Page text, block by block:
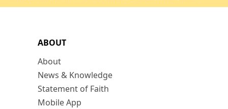
ABOUT
About
News & Knowledge
Statement of Faith
Mobile App